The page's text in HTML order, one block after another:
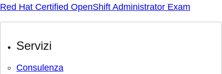
Red Hat Certified OpenShift Administrator Exam
Servizi
Consulenza